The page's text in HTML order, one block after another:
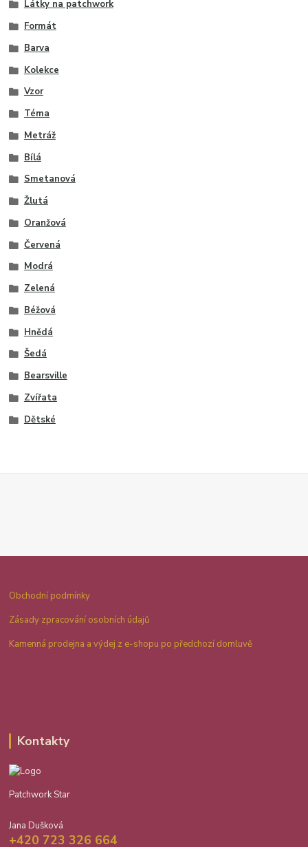
Látky na patchwork
Formát
Barva
Kolekce
Vzor
Téma
Metráž
Bílá
Smetanová
Žlutá
Oranžová
Červená
Modrá
Zelená
Béžová
Hnědá
Šedá
Bearsville
Zvířata
Dětské
Obchodní podmínky
Zásady zpracování osobních údajů
Kamenná prodejna a výdej z e-shopu po předchozí domluvě
Kontakty
Patchwork Star
Jana Dušková
+420 723 326 664